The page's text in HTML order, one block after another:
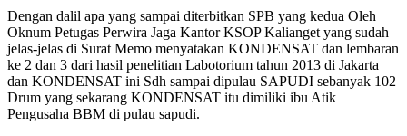
Dengan dalil apa yang sampai diterbitkan SPB yang kedua Oleh
Oknum Petugas Perwira Jaga Kantor KSOP Kalianget yang sudah
jelas-jelas di Surat Memo menyatakan KONDENSAT dan lembaran
ke 2 dan 3 dari hasil penelitian Labotorium tahun 2013 di Jakarta
dan KONDENSAT ini Sdh sampai dipulau SAPUDI sebanyak 102
Drum yang sekarang KONDENSAT itu dimiliki ibu Atik
Pengusaha BBM di pulau sapudi.